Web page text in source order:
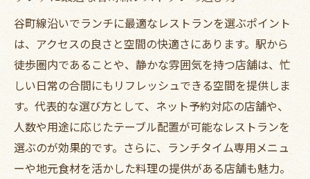
谷町線沿いでランチに最適なレストランを選ぶポイント
は、アクセスの良さと空間の快適さにあります。駅から
徒歩圏内であることや、静かな雰囲気を持つ店舗は、忙
しい日常の合間にもリフレッシュできる空間を提供しま
す。代表的な選び方として、ネット予約対応の店舗や、
人数や用途に応じたテーブル配置が可能なレストランを
選ぶのが効果的です。さらに、ランチタイム専用メニュ
ーや地元食材を活かした料理の提供がある店舗も魅力。